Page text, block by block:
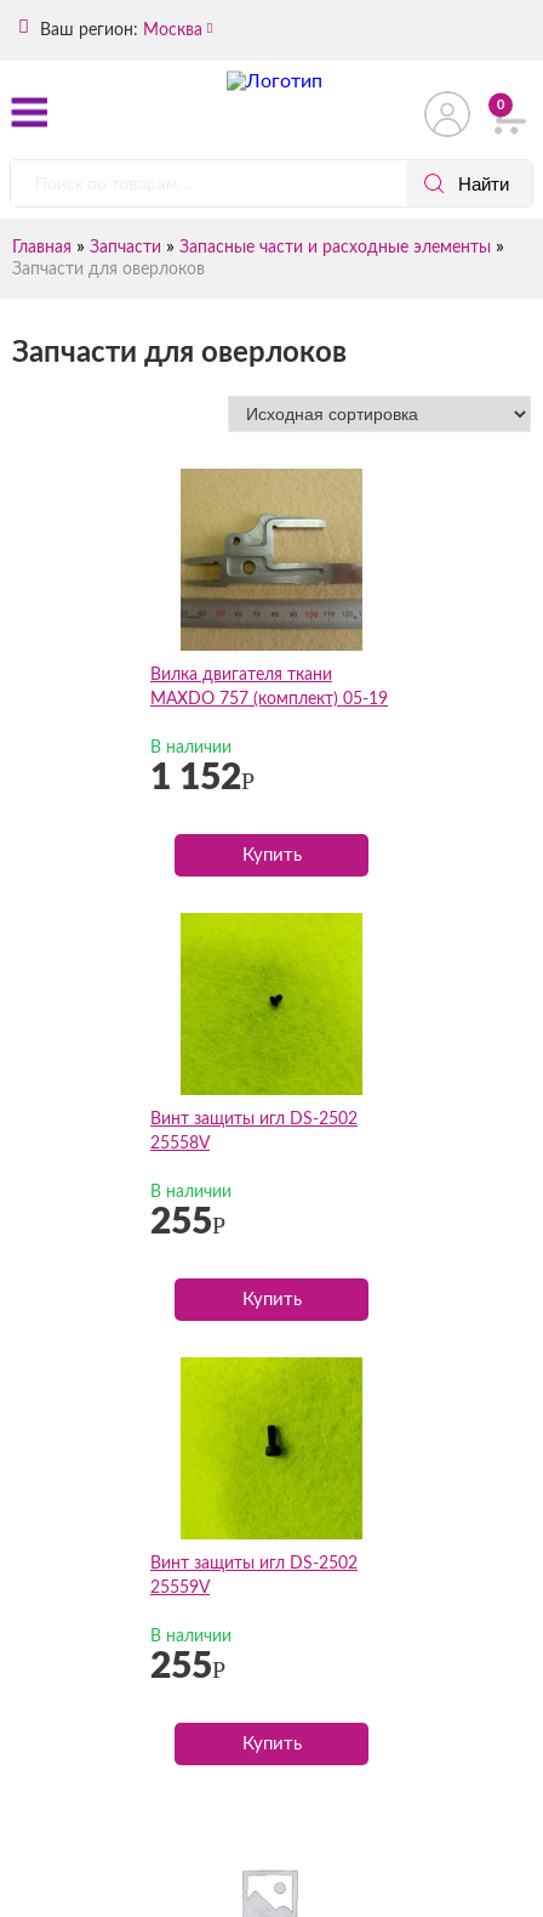
Ваш регион: Москва
0
Главная » Запчасти » Запасные части и расходные элементы »
Запчасти для оверлоков
Запчасти для оверлоков
Вилка двигателя ткани
MAXDO 757 (комплект) 05-19
В наличии
1 152Р
Купить
Винт защиты игл DS-2502
25558V
В наличии
255Р
Купить
Винт защиты игл DS-2502
25559V
В наличии
255Р
Купить